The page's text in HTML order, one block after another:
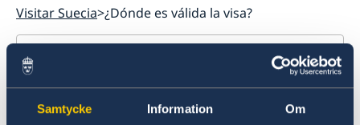
Samtycke Information Om
Visitar Suecia ¿Dónde es válida la visa?
Perú
Viajar a Suecia
¿Dónde es válida la visa?